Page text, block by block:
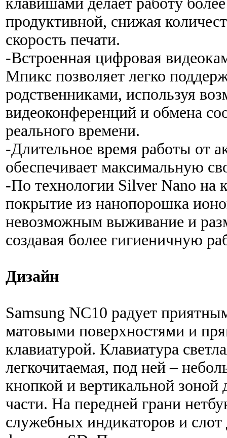
продуктивной, снижая
скорость печати.
-Встроенная цифровая
Мпикс позволяет легко
родственниками, используя
видеоконференций и обмена
реального времени.
-Длительное время работы от
обеспечивает максимальную
-По технологии Silver Nano на
покрытие из нанопорошка
невозможным выживание и
создавая более гигиеничную
Дизайн
Samsung NC10 радует
матовыми поверхностями и
клавиатурой. Клавиатура
легкочитаемая, под ней –
кнопкой и вертикальной зоной
части. На передней грани
служебных индикаторов и